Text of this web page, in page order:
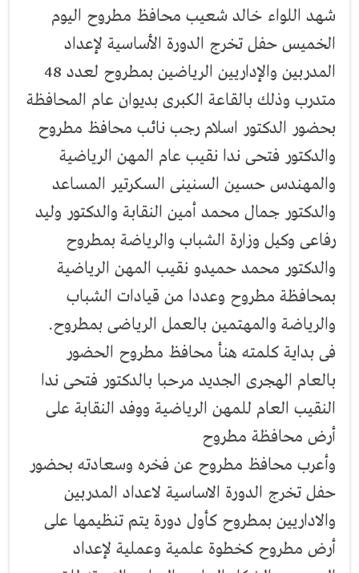
شهد اللواء خالد شعيب محافظ مطروح اليوم
الخميس حفل تخرج الدورة الأساسية لإعداد
المدربين والإداريين الرياضين بمطروح لعدد 48
متدرب وذلك بالقاعة الكبرى بديوان عام المحافظة
بحضور الدكتور اسلام رجب نائب محافظ مطروح
والدكتور فتحى ندا نقيب عام المهن الرياضية
والمهندس حسين السنينى السكرتير المساعد
والدكتور جمال محمد أمين النقابة والدكتور وليد
رفاعى وكيل وزارة الشباب والرياضة بمطروح
والدكتور محمد حميدو نقيب المهن الرياضية
بمحافظة مطروح وعددا من قيادات الشباب
والرياضة والمهتمين بالعمل الرياضى بمطروح.
فى بداية كلمته هنأ محافظ مطروح الحضور
بالعام الهجرى الجديد مرحبا بالدكتور فتحى ندا
النقيب العام للمهن الرياضية ووفد النقابة على
أرض محافظة مطروح
وأعرب محافظ مطروح عن فخره وسعادته بحضور
حفل تخرج الدورة الاساسية لاعداد المدربين
والاداريين بمطروح كأول دورة يتم تنظيمها على
أرض مطروح كخطوة علمية وعملية لإعداد